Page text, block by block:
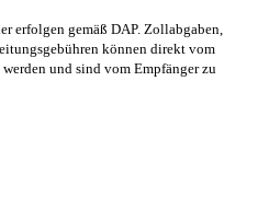
erfolgen gemäß DAP. Zollabgaben,
können direkt vom
und sind vom Empfänger zu